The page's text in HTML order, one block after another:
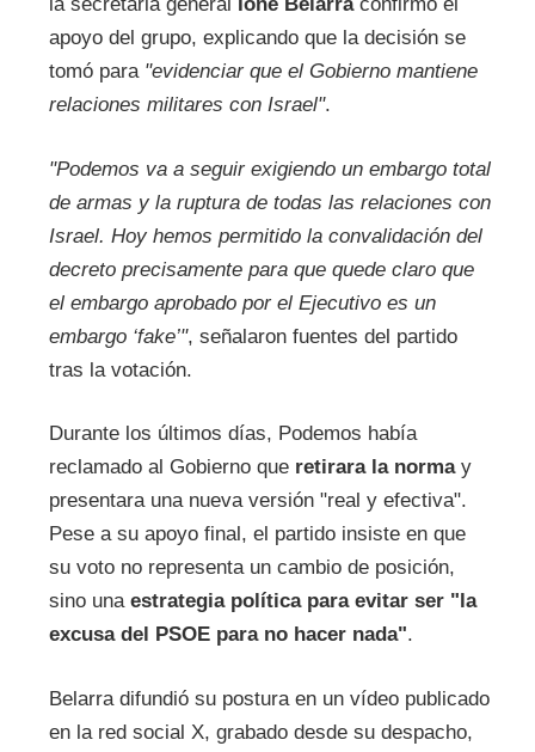
la secretaria general Ione Belarraconfirmó el
apoyo del grupo, explicando que la decisión se
tomó para "evidenciar que el Gobierno mantiene
relaciones militares con Israel".
"Podemos va a seguir exigiendo un embargo total
de armas y la ruptura de todas las relaciones con
Israel. Hoy hemos permitido la convalidación del
decreto precisamente para que quede claro que
el embargo aprobado por el Ejecutivo es un
embargo ‘fake’", señalaron fuentes del partido
tras la votación.
Durante los últimos días, Podemos había
reclamado al Gobierno que retirara la normay
presentara una nueva versión "real y efectiva".
Pese a su apoyo final, el partido insiste en que
su voto no representa un cambio de posición,
sino una estrategia política para evitar ser "la
excusa del PSOE para no hacer nada".
Belarra difundió su postura en un vídeo publicado
en la red social X, grabado desde su despacho,